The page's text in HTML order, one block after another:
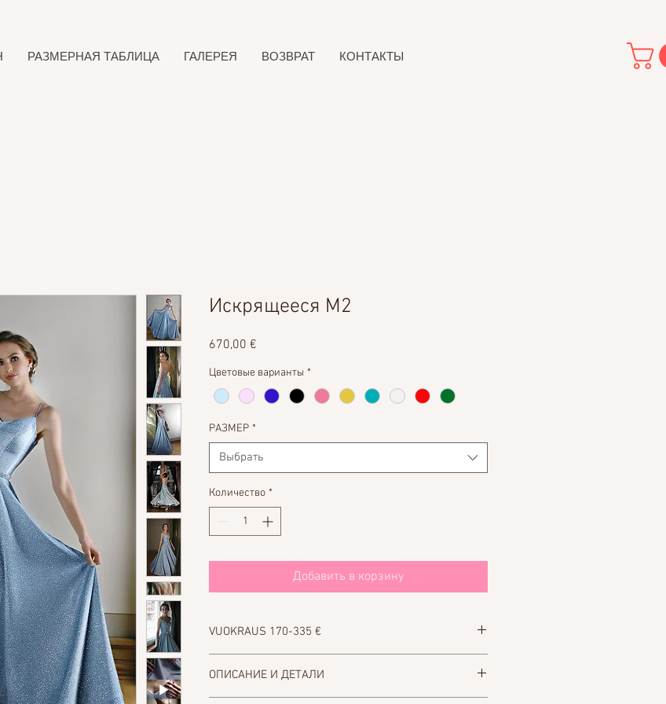
РАЗМЕРНАЯ ТАБЛИЦА ГАЛЕРЕЯ ВОЗВРАТ КОНТАКТЫ
Искрящееся М2
670,00 €
Цветовые варианты *
РАЗМЕР *
Выбрать
Количество *
Добавить в корзину
VUOKRAUS 170-335 €
Yhteystiedot-osiosta.
ОПИСАНИЕ И ДЕТАЛИ